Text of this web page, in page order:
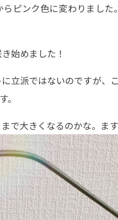
ピンク色に変わりまし
始めました！
立派ではないのですが、
。
で大きくなるのかな。ま